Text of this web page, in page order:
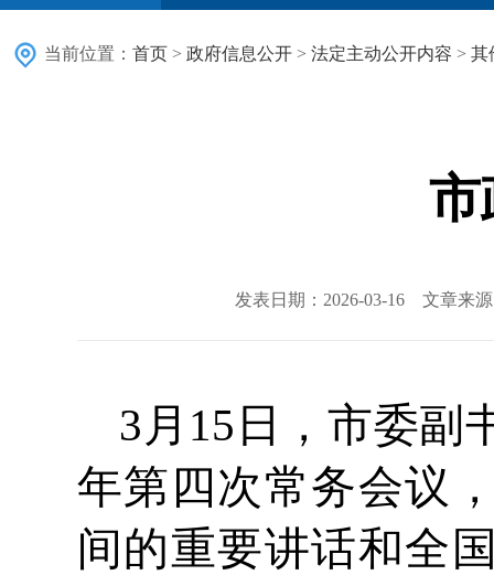
当前位置： 首页 > 政府信息公开 > 法定主动公开内容 > 其
市
发表日期：2026-03-16 文章来
3月15日，市委副
年第四次常务会议
间的重要讲话和全